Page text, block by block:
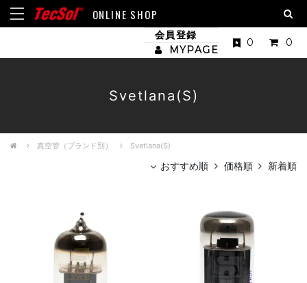
ONLINE SHOP
会員登録
MYPAGE
0 0
Svetlana(S)
真空管（ブランド別） Svetlana(S)
おすすめ順 価格順 新着順